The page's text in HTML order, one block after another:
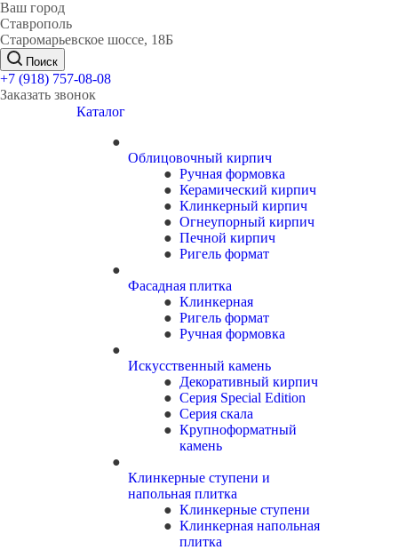
Ваш город
Ставрополь
Старомарьевское шоссе, 18Б
Поиск
+7 (918) 757-08-08
Заказать звонок
Каталог
Облицовочный кирпич
Ручная формовка
Керамический кирпич
Клинкерный кирпич
Огнеупорный кирпич
Печной кирпич
Ригель формат
Фасадная плитка
Клинкерная
Ригель формат
Ручная формовка
Искусственный камень
Декоративный кирпич
Серия Special Edition
Серия скала
Крупноформатный
камень
Клинкерные ступени и
напольная плитка
Клинкерные ступени
Клинкерная напольная
плитка